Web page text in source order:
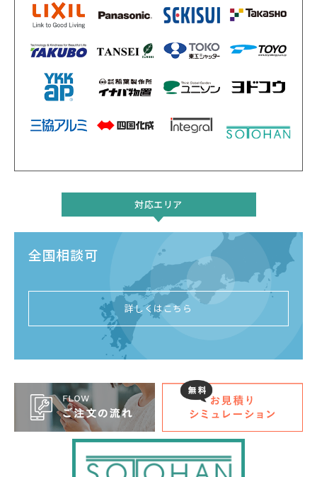
対応エリア
全国相談可
詳しくはこちら